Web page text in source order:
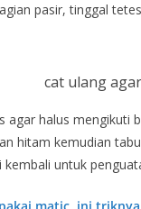
pasir, tinggal
cat ulang
agar halus mengikuti
hitam kemudian
untuk